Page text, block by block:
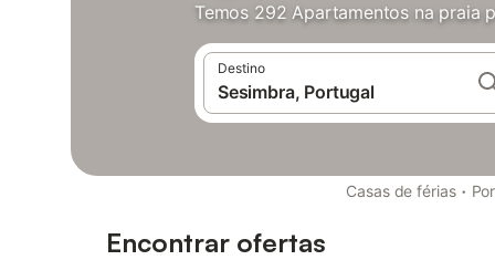
Temos 292 Apartamentos na praia
Destino
Casas de férias ·
Encontrar ofertas